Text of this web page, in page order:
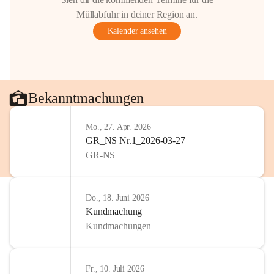
Müllabfuhr in deiner Region an.
Kalender ansehen
Bekanntmachungen
Mo., 27. Apr. 2026
GR_NS Nr.1_2026-03-27
GR-NS
Do., 18. Juni 2026
Kundmachung
Kundmachungen
Fr., 10. Juli 2026